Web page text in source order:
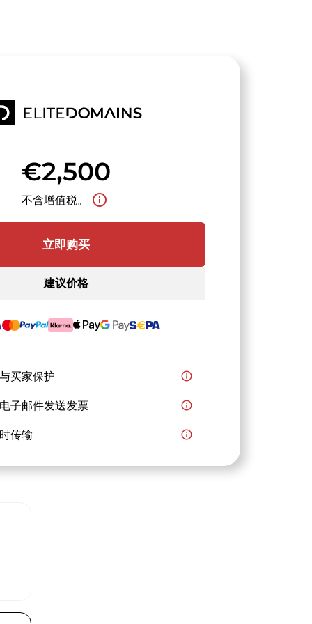
€2,500
不含增值税。 info_outline
立即购买
建议价格
买家保护 info_outline
子邮件发送发票 info_outline
传输 info_outline